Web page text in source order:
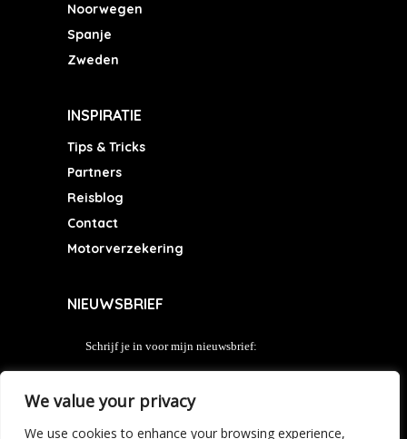
We value your privacy
We use cookies to enhance your browsing experience,
Noorwegen
Spanje
Zweden
INSPIRATIE
Tips & Tricks
Partners
Reisblog
Contact
Motorverzekering
NIEUWSBRIEF
Schrijf je in voor mijn nieuwsbrief: